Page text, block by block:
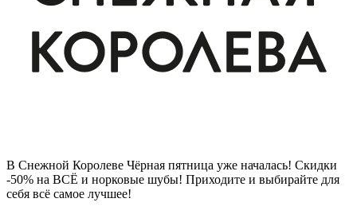
В Снежной Королеве Чёрная пятница уже началась! Скидки
-50% на ВСЁ и норковые шубы! Приходите и выбирайте для
себя всё самое лучшее!